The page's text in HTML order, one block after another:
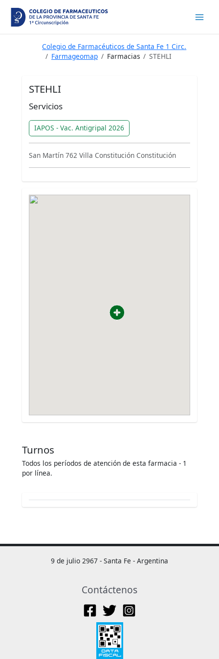
contenido
Colegio de Farmacéuticos de Santa Fe 1 Circ.
Farmageomap
Farmacias STEHLI
STEHLI
Servicios
IAPOS - Vac. Antigripal 2026
San Martín 762 Villa Constitución Constitución
Turnos
Todos los períodos de atención de esta farmacia - 1
por línea.
9 de julio 2967 - Santa Fe - Argentina
Contáctenos